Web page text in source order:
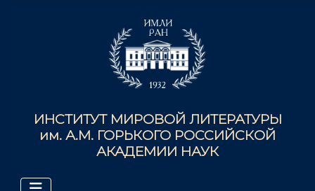
ИНСТИТУТ МИРОВОЙ ЛИТЕРАТУРЫ
им. А.М. ГОРЬКОГО РОССИЙСКОЙ
АКАДЕМИИ НАУК